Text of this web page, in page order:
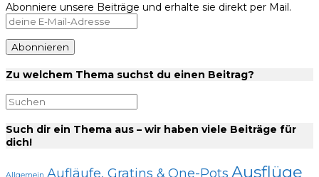
Abonniere unsere Beiträge und erhalte sie direkt per Mail.
Zu welchem Thema suchst du einen Beitrag?
Such dir ein Thema aus – wir haben viele Beiträge für
dich!
Allgemein Aufläufe, Gratins & One-Pots Ausflüge